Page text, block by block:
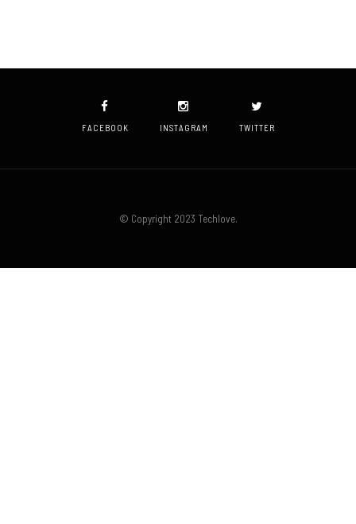
FACEBOOK INSTAGRAM TWITTER
© Copyright 2023 Techlove.